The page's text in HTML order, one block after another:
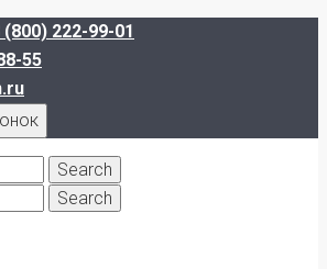
(800) 222-99-01
55